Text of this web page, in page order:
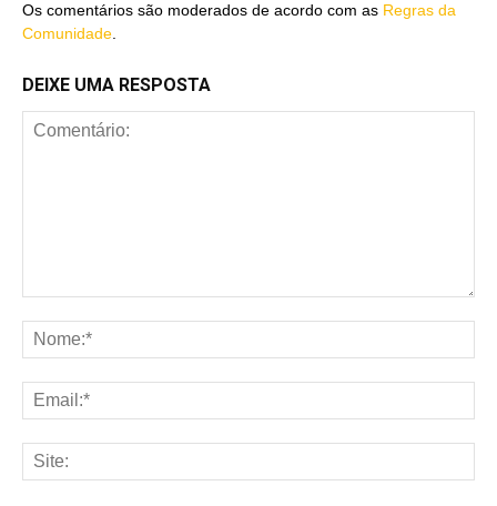
Os comentários são moderados de acordo com as Regras da
Comunidade
DEIXE UMA RESPOSTA